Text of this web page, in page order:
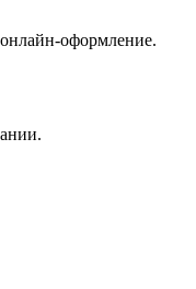
оформление.